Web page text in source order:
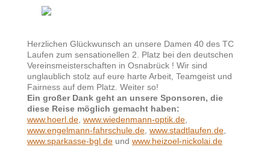
Herzlichen Glückwunsch an unsere Damen 40 des TC
Laufen zum sensationellen 2. Platz bei den deutschen
Vereinsmeisterschaften in Osnabrück ! Wir sind
unglaublich stolz auf eure harte Arbeit, Teamgeist und
Fairness auf dem Platz. Weiter so!
Ein großer Dank geht an unsere Sponsoren, die
diese Reise möglich gemacht haben:
www.hoerl.de www.wiedenmann-optik.de
www.engelmann-fahrschule.de www.stadtlaufen.de
www.sparkasse-bgl.de und www.heizoel-nickolai.de